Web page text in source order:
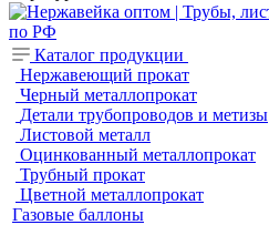
Каталог продукции
Нержавеющий прокат
Черный металлопрокат
Детали трубопроводов и метизы
Листовой металл
Оцинкованный металлопрокат
Трубный прокат
Цветной металлопрокат
Газовые баллоны